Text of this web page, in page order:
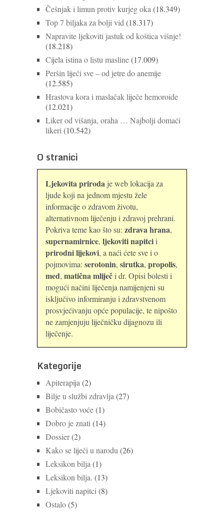
Češnjak i limun protiv kurjeg oka(18.349)
Top 7 biljaka za bolji vid(18.317)
Napravite ljekoviti jastuk od koštica višnje!
(18.218)
Cijela istina o listu masline(17.009)
Peršin liječi sve – od jetre do anemije
(12.585)
Hrastova kora i maslačak liječe hemoroide
(12.021)
Liker od višanja, oraha … Najbolji domaći
likeri(10.542)
O stranici
Ljekovita priroda je web lokacija za
ljude koji na jednom mjestu žele
informacije o zdravom životu,
alternativnom liječenju i zdravoj prehrani.
Pokriva teme kao što su: zdrava hrana,
supernamirnice, ljekoviti napitcii
prirodni lijekovi, a naći ćete sve i o
pojmovima: serotonin, sirutka, propolis,
med, matična mliječi dr. Opisi bolesti i
mogući načini liječenja namijenjeni su
isključivo informiranju i zdravstvenom
prosvjećivanju opće populacije, te nipošto
ne zamjenjuju liječničku dijagnozu ili
liječenje.
Kategorije
Apiterapija(2)
Bilje u službi zdravlja(27)
Bobičasto voće(1)
Dobro je znati(14)
Dossier(2)
Kako se liječi u narodu(26)
Leksikon bilja(1)
Leksikon bilja. (13)
Ljekoviti napitci(8)
Ostalo(5)